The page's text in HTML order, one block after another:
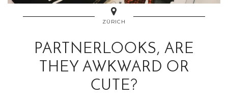
ZÜRICH
PARTNERLOOKS, ARE
THEY AWKWARD OR
CUTE?